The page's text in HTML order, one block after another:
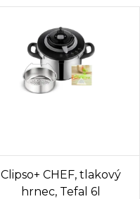
Clipso+ CHEF, tlakový
hrnec, Tefal 6l